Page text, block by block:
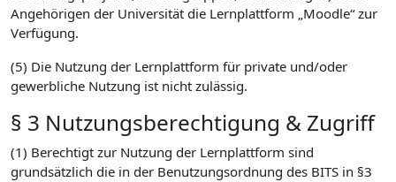
Angehörigen der Universität die Lernplattform „Moodle“ zur
Verfügung.
(5) Die Nutzung der Lernplattform für private und/oder
gewerbliche Nutzung ist nicht zulässig.
§ 3 Nutzungsberechtigung & Zugriff
(1) Berechtigt zur Nutzung der Lernplattform sind
grundsätzlich die in der Benutzungsordnung des BITS in §3